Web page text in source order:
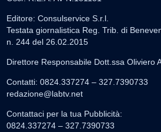
Editore: Consulservice S.r.l.
Testata giornalistica Reg. Trib. di
n. 244 del 26.02.2015
Direttore Responsabile Dott.ssa Oliviero
Contatti: 0824.337274 – 327.7390733
redazione@labtv.net
Contattaci per la tua Pubblicità:
0824.337274 – 327.7390733